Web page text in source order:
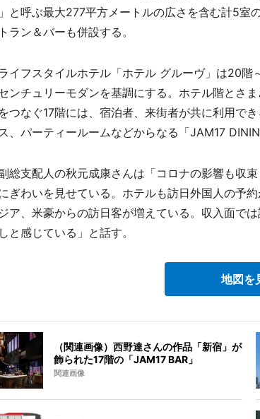
と呼ぶ最大277平方メートルの広さを含む計5室
ラン＆バーも併設する。
イフスタイルホテル「ホテル グルーヴ」は20階
ンチュリーモダンを基調にする。ホテル階とさ
つなぐ17階には、宿泊者、来街者が共に利用で
、パーティールームなどからなる「JAM17
総支配人の秋元成康さんは「コロナの影響も収
ぎわいを見せている。ホテルも訪日外国人の予
ア、米豪からの訪日客が増えている。収入面で
と感じている」と話す。
地図を
（関連画像）西野達さんの作品「新宿」が
飾られた17階の「JAM17 BAR」
関連画像